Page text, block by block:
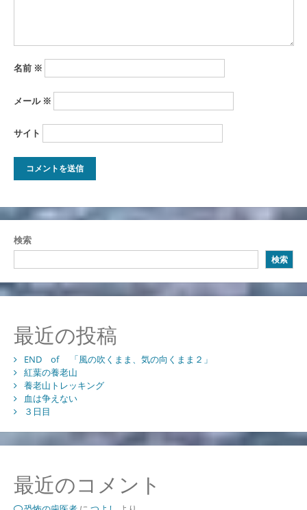
名前 ※
メール ※
サイト
検索
検索
最近の投稿
END of 「風の吹くまま、気の向くまま２」
紅葉の養老山
養老山トレッキング
血は争えない
３日目
最近のコメント